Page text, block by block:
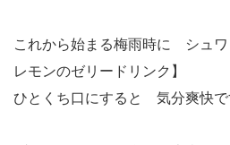
これから始まる梅雨時に シュワ
レモンのゼリードリンク】
ひとくち口にすると 気分爽快で